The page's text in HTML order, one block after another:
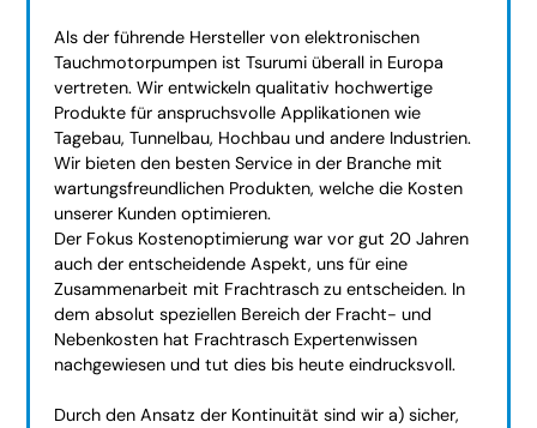
Als der führende Hersteller von elektronischen
Tauchmotorpumpen ist Tsurumi überall in Europa
vertreten. Wir entwickeln qualitativ hochwertige
Produkte für anspruchsvolle Applikationen wie
Tagebau, Tunnelbau, Hochbau und andere Industrien.
Wir bieten den besten Service in der Branche mit
wartungsfreundlichen Produkten, welche die Kosten
unserer Kunden optimieren.
Der Fokus Kostenoptimierung war vor gut 20 Jahren
auch der entscheidende Aspekt, uns für eine
Zusammenarbeit mit Frachtrasch zu entscheiden. In
dem absolut speziellen Bereich der Fracht- und
Nebenkosten hat Frachtrasch Expertenwissen
nachgewiesen und tut dies bis heute eindrucksvoll.
Durch den Ansatz der Kontinuität sind wir a) sicher,